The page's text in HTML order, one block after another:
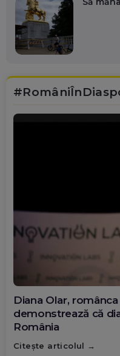
Diana Olar,
demonstrează că
România
Citește articolul